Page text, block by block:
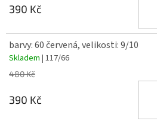
390 Kč
barvy: 60 červená, velikosti: 9/10
Skladem | 117/66
480 Kč
390 Kč